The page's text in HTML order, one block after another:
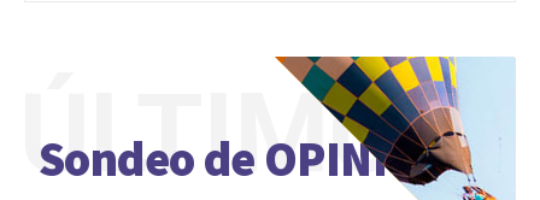
Sondeo de OPINIÓN
ÚLTIMO